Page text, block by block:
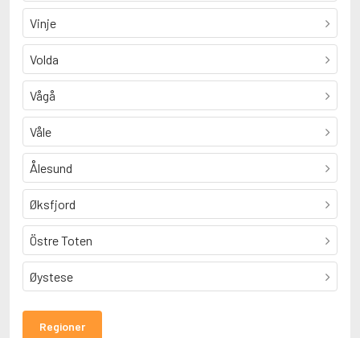
Vinje
Volda
Vågå
Våle
Ålesund
Øksfjord
Östre Toten
Øystese
Regioner